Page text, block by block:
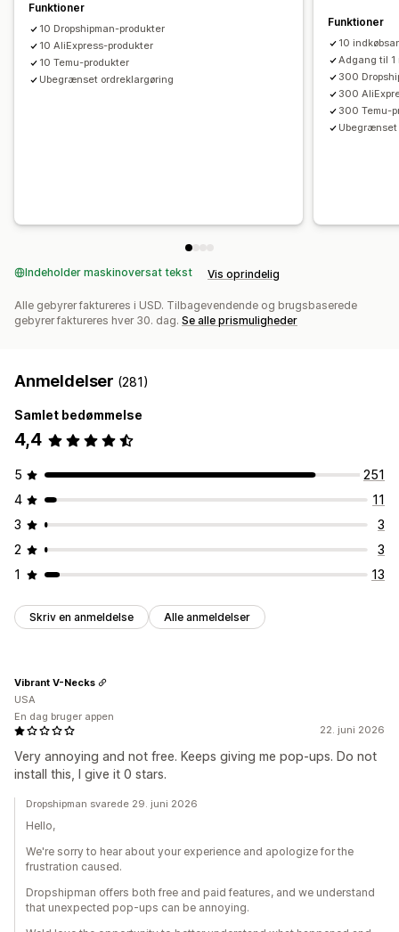
Funktioner
10 Dropshipman-produkter
10 AliExpress-produkter
10 Temu-produkter
Ubegrænset ordreklargøring
Funktioner
10
Adgang til 1
300
300
300 Temu-
Indeholder maskinoversat tekst Vis oprindelig
Alle gebyrer faktureres i USD. Tilbagevendende og brugsbaserede
gebyrer faktureres hver 30. dag. Se alle prismuligheder
Anmeldelser (281)
Samlet bedømmelse
4,4
5
251
4
11
3
3
2
3
1
13
Skriv en anmeldelse Alle anmeldelser
22. juni 2026
Very annoying and not free. Keeps giving me pop-ups. Do not
install this, I give it 0 stars.
Vibrant V-Necks
USA
En dag bruger appen
Dropshipman svarede 29. juni 2026
Hello,
We're sorry to hear about your experience and apologize for the
frustration caused.
Dropshipman offers both free and paid features, and we understand
that unexpected pop-ups can be annoying.